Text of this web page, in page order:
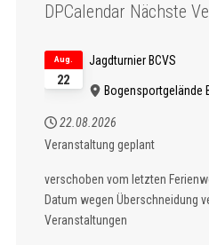
DPCalendar Nächste
22
Aug. Jagdturnier BCVS
Bogensportgelände
22.08.2026
Veranstaltung geplant
verschoben vom letzten
Datum wegen Überschneidung
Veranstaltungen